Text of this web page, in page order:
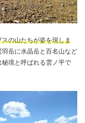
スの山たちが姿を現しま
岳に水晶岳と百名山など
境と呼ばれる雲ノ平で